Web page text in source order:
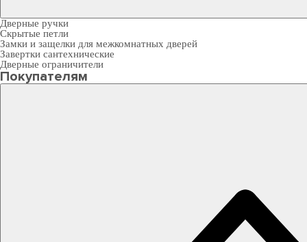
Дверные ручки
Скрытые петли
Замки и защелки для межкомнатных дверей
Завертки сантехнические
Дверные ограничители
Покупателям